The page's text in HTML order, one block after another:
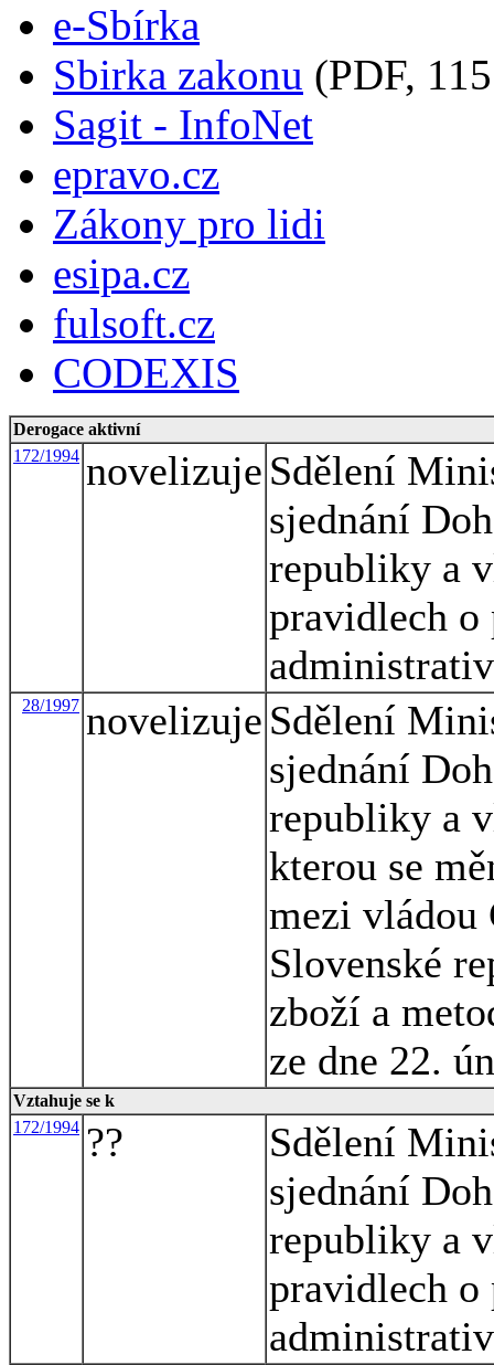
e-Sbírka
Sbirka zakonu (PDF,
Sagit - InfoNet
epravo.cz
Zákony pro lidi
esipa.cz
fulsoft.cz
CODEXIS
Derogace aktivní
172/1994 novelizuje Sdělení
sjednání
republiky a
pravidlech o
28/1997 novelizuje Sdělení
sjednání
republiky a
kterou se
mezi vládou
Slovenské
zboží a
ze dne 22.
Vztahuje se k
172/1994 ??
Sdělení
sjednání
republiky a
pravidlech o